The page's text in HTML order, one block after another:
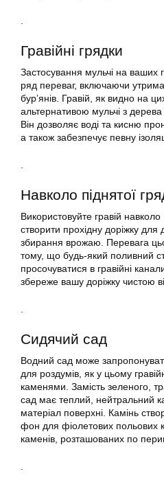
.
Гравійні грядки
Застосування мульчі на ваших
ряд переваг, включаючи
бур’янів. Гравій, як видно на
альтернативою мульчі з дерева
Він дозволяє воді та кисню
а також забезпечує певну
.
Навколо піднятої
Використовуйте гравій
створити прохідну доріжку
збирання врожаю. Перевага
тому, що будь-який поливний
просочуватися в гравійні
збереже вашу доріжку чистою
.
Сидячий сад
Водний сад може
для роздумів, як у цьому
каменями. Замість зеленого,
сад має теплий, нейтральний
матеріал поверхні. Камінь
фон для фіолетових польових
каменів, розташованих по
.